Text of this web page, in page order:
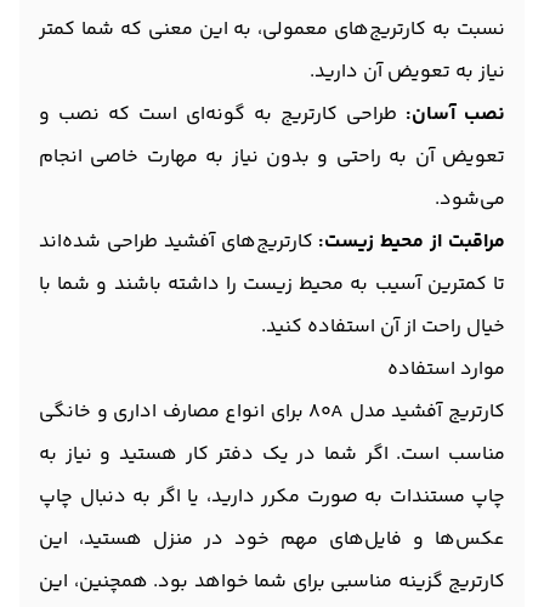
نسبت به کارتریج‌های معمولی، به این معنی که شما کمتر
نیاز به تعویض آن دارید.
نصب آسان: طراحی کارتریج به گونه‌ای است که نصب و
تعویض آن به راحتی و بدون نیاز به مهارت خاصی انجام
می‌شود.
مراقبت از محیط زیست: کارتریج‌های آفشید طراحی شده‌اند
تا کمترین آسیب به محیط زیست را داشته باشند و شما با
خیال راحت از آن استفاده کنید.
موارد استفاده
کارتریج آفشید مدل 80A برای انواع مصارف اداری و خانگی
مناسب است. اگر شما در یک دفتر کار هستید و نیاز به
چاپ مستندات به صورت مکرر دارید، یا اگر به دنبال چاپ
عکس‌ها و فایل‌های مهم خود در منزل هستید، این
کارتریج گزینه‌ مناسبی برای شما خواهد بود. همچنین، این